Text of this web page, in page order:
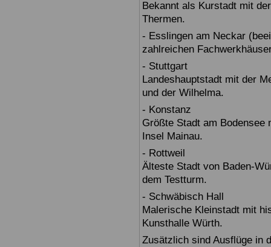
Bekannt als Kurstadt mit
Thermen.
- Esslingen am Neckar
zahlreichen
- Stuttgart
Landeshauptstadt mit der
und der Wilhelma.
- Konstanz
Größte Stadt am Bodensee
Insel Mainau.
- Rottweil
Älteste Stadt von Baden-
dem Testturm.
- Schwäbisch Hall
Malerische Kleinstadt mit
Kunsthalle Würth.
Zusätzlich sind Ausflüge in